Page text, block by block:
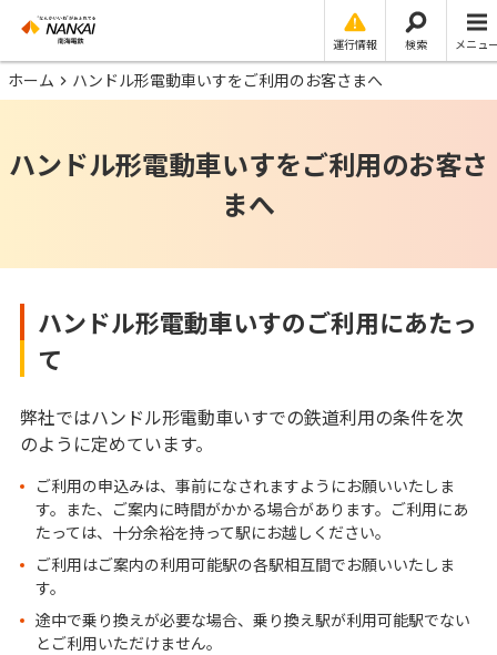
運行情報 検索 メニュ
ホーム ハンドル形電動車いすをご利用のお客さまへ
ハンドル形電動車いすをご利用のお客さ
まへ
ハンドル形電動車いすのご利用にあたっ
て
弊社ではハンドル形電動車いすでの鉄道利用の条件を次
のように定めています。
ご利用の申込みは、事前になされますようにお願いいたしま
す。また、ご案内に時間がかかる場合があります。ご利用にあ
たっては、十分余裕を持って駅にお越しください。
ご利用はご案内の利用可能駅の各駅相互間でお願いいたしま
す。
途中で乗り換えが必要な場合、乗り換え駅が利用可能駅でない
とご利用いただけません。